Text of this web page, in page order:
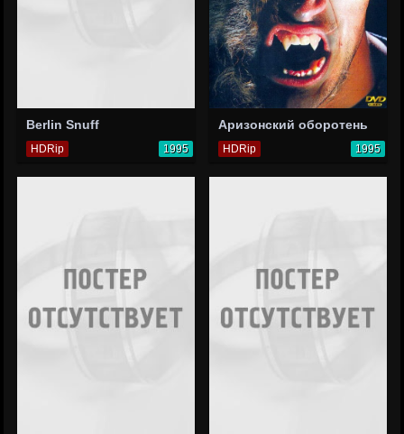
Berlin Snuff
HDRip 1995
Аризонский оборотень
HDRip 1995